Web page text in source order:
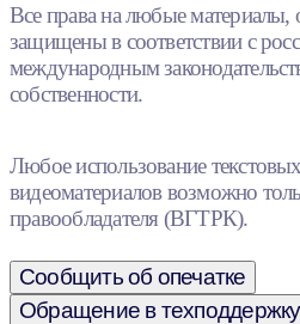
Все права на любые материалы,
защищены в соответствии с
международным
собственности.
Любое использование
видеоматериалов возможно
правообладателя (ВГТРК).
Сообщить об опечатке
Обращение в техподдержку